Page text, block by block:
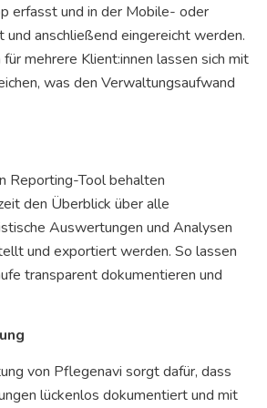
erfasst und in der Mobile- oder
anschließend eingereicht werden.
mehrere Klient:innen lassen sich mit
was den Verwaltungsaufwand
Reporting-Tool behalten
den Überblick über alle
Auswertungen und Analysen
und exportiert werden. So lassen
transparent dokumentieren und
von Pflegenavi sorgt dafür, dass
lückenlos dokumentiert und mit